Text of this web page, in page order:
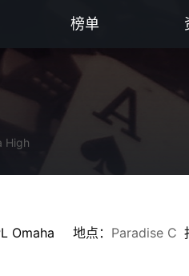
榜单
High
Omaha
地点： Paradise C